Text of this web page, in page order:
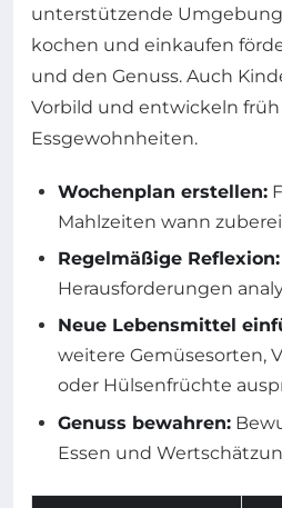
unterstützende
kochen und einkaufen
und den Genuss. Auch
Vorbild und entwickeln
Essgewohnheiten.
Wochenplan erstellen:
Mahlzeiten wann
Regelmäßige Reflexion:
Herausforderungen
Neue Lebensmittel
weitere Gemüsesorten,
oder Hülsenfrüchte
Genuss bewahren:
Essen und